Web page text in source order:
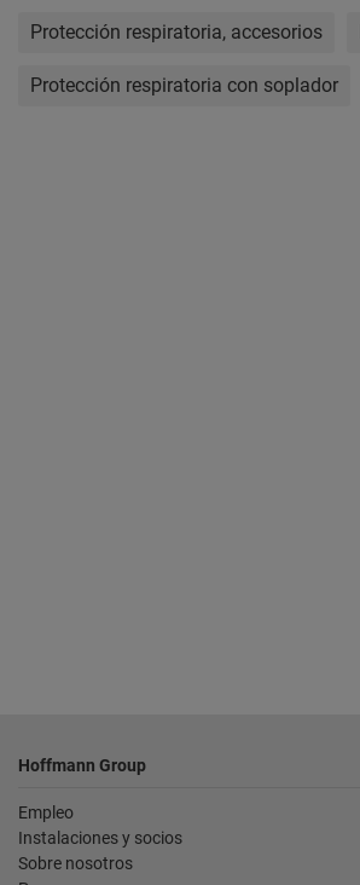
Protección respiratoria, accesorios
Protección respiratoria con soplador
de
página
Hoffmann Group
Empleo
Instalaciones y socios
Sobre nosotros